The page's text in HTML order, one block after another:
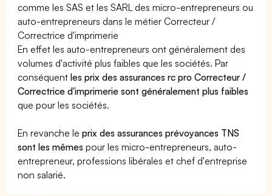
comme les SAS et les SARL des micro-entrepreneurs ou
auto-entrepreneurs dans le métier Correcteur /
Correctrice d'imprimerie
En effet les auto-entrepreneurs ont généralement des
volumes d'activité plus faibles que les sociétés. Par
conséquentles prix des assurances rc pro Correcteur /
Correctrice d'imprimerie sont généralement plus faibles
que pour les sociétés.
En revanche leprix des assurances prévoyances TNS
sont les mêmes pour les micro-entrepreneurs, auto-
entrepreneur, professions libérales et chef d'entreprise
non salarié.